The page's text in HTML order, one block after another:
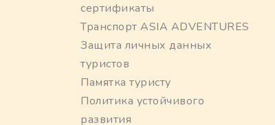
сертификаты
Транспорт ASIA ADVENTURES
Защита личных данных
туристов
Памятка туристу
Политика устойчивого
развития